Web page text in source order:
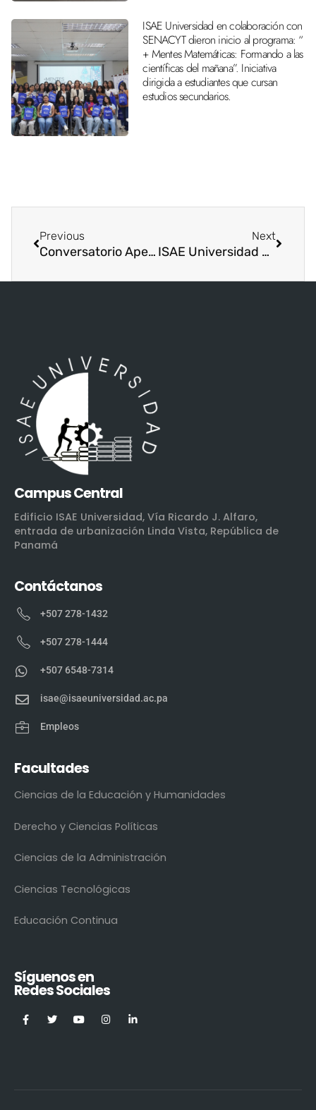
ISAE Universidad en colaboración con
SENACYT dieron inicio al programa: “
+ Mentes Matemáticas: Formando a las
científicas del mañana”. Iniciativa
dirigida a estudiantes que cursan
estudios secundarios.
Previous
Conversatorio Apelación y Anulación…
Next
ISAE Universidad firma convenio de cooperación con AMPYME
Campus Central
Edificio ISAE Universidad, Vía Ricardo J. Alfaro,
entrada de urbanización Linda Vista, República de
Panamá
Contáctanos
+507 278-1432
+507 278-1444
+507 6548-7314
isae@isaeuniversidad.ac.pa
Empleos
Facultades
Ciencias de la Educación y Humanidades
Derecho y Ciencias Políticas
Ciencias de la Administración
Ciencias Tecnológicas
Educación Continua
Síguenos en
Redes Sociales